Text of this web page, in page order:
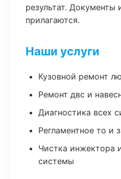
результат. Документы
прилагаются.
Наши услуги
Кузовной ремонт
Ремонт двс и
Диагностика всех
Регламентное то и
Чистка инжектора
системы